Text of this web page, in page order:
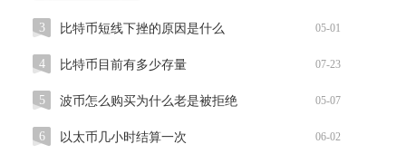
3 比特币短线下挫的原因是什么 05-01
4 比特币目前有多少存量 07-23
5 波币怎么购买为什么老是被拒绝 05-07
6 以太币几小时结算一次 06-02